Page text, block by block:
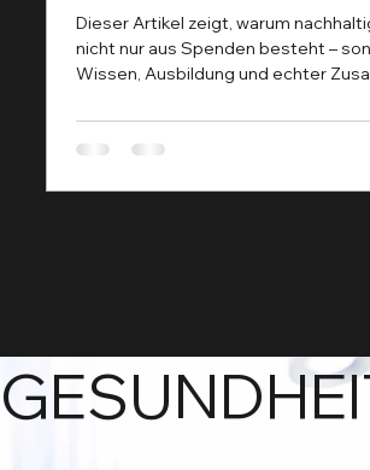
Dieser Artikel zeigt, warum
nicht nur aus Spenden besteht –
Wissen, Ausbildung und echter
artgerechte Haltung, Qualzucht
Tiermedizin diskutiert werden,